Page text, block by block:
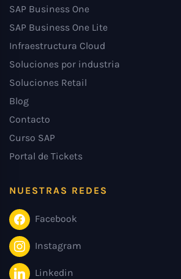
SAP Business One
SAP Business One Lite
Infraestructura Cloud
Soluciones por industria
Soluciones Retail
Blog
Contacto
Curso SAP
Portal de Tickets
NUESTRAS REDES
Facebook
Instagram
Linkedin